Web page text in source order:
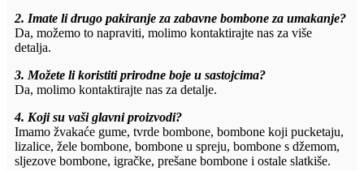
2. Imate li drugo pakiranje za zabavne bombone za umakanje?
Da, možemo to napraviti, molimo kontaktirajte nas za više
detalja.
3. Možete li koristiti prirodne boje u sastojcima?
Da, molimo kontaktirajte nas za detalje.
4. Koji su vaši glavni proizvodi?
Imamo žvakaće gume, tvrde bombone, bombone koji pucketaju,
lizalice, žele bombone, bombone u spreju, bombone s džemom,
sljezove bombone, igračke, prešane bombone i ostale slatkiše.